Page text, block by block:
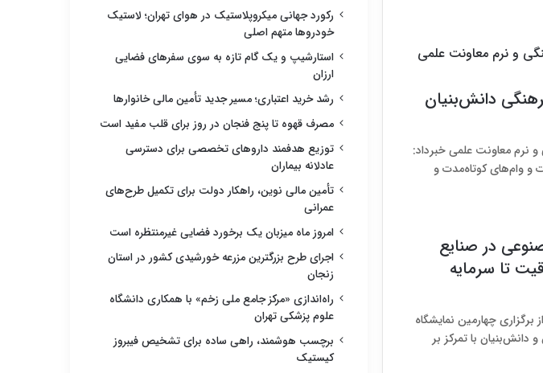
و نرم معاونت علمی
دانش‌بنیان
نرم معاونت علمی خبرداد:
و وام‌های کوتاه‌مدت و
در صنایع
تا سرمایه
چهارمین نمایشگاه
با تمرکز بر
رکورد جهانی میکروپلاستیک در هوای تهران؛ لاستیک
خودروها متهم اصلی
استارشیپ و یک گام تازه به سوی سفرهای فضایی
ارزان
رشد خرید اعتباری؛ مسیر جدید تأمین مالی خانوارها
مصرف قهوه تا پنج فنجان در روز برای قلب مفید است
توزیع هدفمند داروهای تخصصی برای دسترسی
عادلانه بیماران
تأمین مالی نوین، راهکار دولت برای تکمیل طرح‌های
عمرانی
امروز ماه میزبان یک برخورد فضایی غیرمنتظره است
اجرای طرح بزرگترین مزرعه خورشیدی کشور در استان
زنجان
راه‌اندازی «مرکز جامع ملی زخم» با همکاری دانشگاه
علوم پزشکی تهران
برچسب هوشمند، راهی ساده برای تشخیص فیبروز
کیستیک